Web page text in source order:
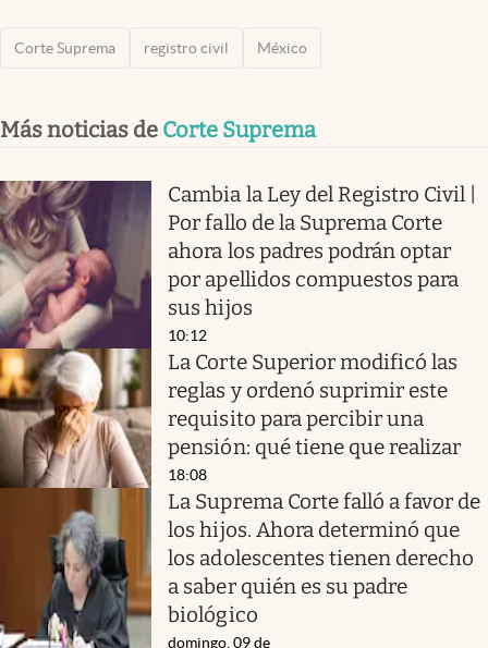
Corte Suprema registro civil México
Más noticias de Corte Suprema
Cambia la Ley del Registro Civil |
Por fallo de la Suprema Corte
ahora los padres podrán optar
por apellidos compuestos para
sus hijos
10:12
La Corte Superior modificó las
reglas y ordenó suprimir este
requisito para percibir una
pensión: qué tiene que realizar
18:08
La Suprema Corte falló a favor de
los hijos. Ahora determinó que
los adolescentes tienen derecho
a saber quién es su padre
biológico
domingo, 09 de